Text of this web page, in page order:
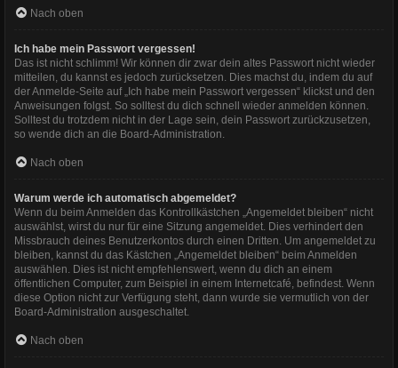
Nach oben
Ich habe mein Passwort vergessen!
Das ist nicht schlimm! Wir können dir zwar dein altes Passwort nicht wieder
mitteilen, du kannst es jedoch zurücksetzen. Dies machst du, indem du auf
der Anmelde-Seite auf „Ich habe mein Passwort vergessen“ klickst und den
Anweisungen folgst. So solltest du dich schnell wieder anmelden können.
Solltest du trotzdem nicht in der Lage sein, dein Passwort zurückzusetzen,
so wende dich an die Board-Administration.
Nach oben
Warum werde ich automatisch abgemeldet?
Wenn du beim Anmelden das Kontrollkästchen „Angemeldet bleiben“ nicht
auswählst, wirst du nur für eine Sitzung angemeldet. Dies verhindert den
Missbrauch deines Benutzerkontos durch einen Dritten. Um angemeldet zu
bleiben, kannst du das Kästchen „Angemeldet bleiben“ beim Anmelden
auswählen. Dies ist nicht empfehlenswert, wenn du dich an einem
öffentlichen Computer, zum Beispiel in einem Internetcafé, befindest. Wenn
diese Option nicht zur Verfügung steht, dann wurde sie vermutlich von der
Board-Administration ausgeschaltet.
Nach oben